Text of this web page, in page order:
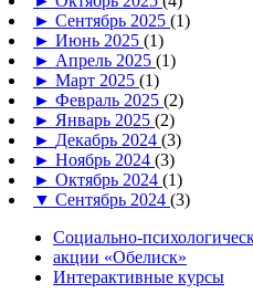
► Сентябрь 2025 (1)
► Июнь 2025 (1)
► Апрель 2025 (1)
► Март 2025 (1)
► Февраль 2025 (2)
► Январь 2025 (2)
► Декабрь 2024 (3)
► Ноябрь 2024 (3)
► Октябрь 2024 (1)
▼ Сентябрь 2024 (3)
Социально-
акции «Обелиск»
Интерактивные курсы